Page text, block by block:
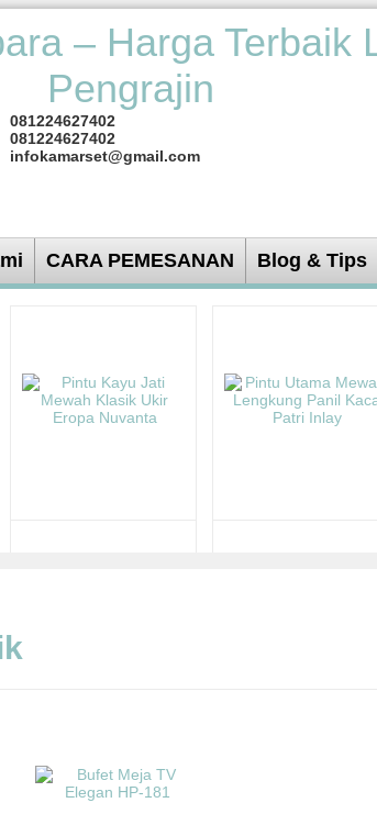
081224627402
081224627402
infokamarset@gmail.com
CARA PEMESANAN Blog & Tips